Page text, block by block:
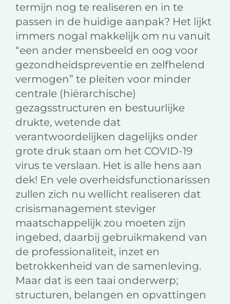
termijn nog te realiseren en in te
passen in de huidige aanpak? Het lijkt
immers nogal makkelijk om nu vanuit
“een ander mensbeeld en oog voor
gezondheidspreventie en zelfhelend
vermogen” te pleiten voor minder
centrale (hiërarchische)
gezagsstructuren en bestuurlijke
drukte, wetende dat
verantwoordelijken dagelijks onder
grote druk staan om het COVID-19
virus te verslaan. Het is alle hens aan
dek! En vele overheidsfunctionarissen
zullen zich nu wellicht realiseren dat
crisismanagement steviger
maatschappelijk zou moeten zijn
ingebed, daarbij gebruikmakend van
de professionaliteit, inzet en
betrokkenheid van de samenleving.
Maar dat is een taai onderwerp;
structuren, belangen en opvattingen